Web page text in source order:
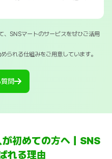
、SNSマートのサービスをぜひご活用
られる仕組みをご用意しています。
問
初めての方へ｜SNS
れる理由